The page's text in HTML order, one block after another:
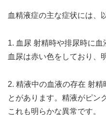
血精液症の主な症状には、
1. 血尿 射精時や排尿時に血
血尿は赤い色をしており、
2. 精液中の血液の存在 射
とがあります。精液がピン
これも明らかな異常です。